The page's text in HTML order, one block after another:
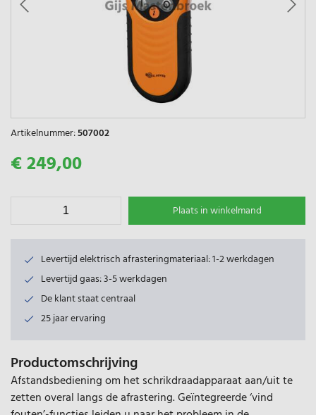
Artikelnummer:507002
€ 249,00
Plaats in winkelmand
Levertijd elektrisch afrasteringmateriaal: 1-2 werkdagen
Levertijd gaas: 3-5 werkdagen
De klant staat centraal
25 jaar ervaring
Productomschrijving
Afstandsbediening om het schrikdraadapparaat aan/uit te
zetten overal langs de afrastering. Geïntegreerde ‘vind